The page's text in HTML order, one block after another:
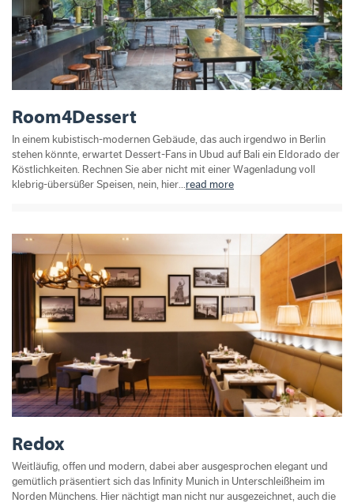
Room4Dessert
In einem kubistisch-modernen Gebäude, das auch irgendwo in Berlin
stehen könnte, erwartet Dessert-Fans in Ubud auf Bali ein Eldorado der
Köstlichkeiten. Rechnen Sie aber nicht mit einer Wagenladung voll
klebrig-übersüßer Speisen, nein, hier...read more
Redox
Weitläufig, offen und modern, dabei aber ausgesprochen elegant und
gemütlich präsentiert sich das Infinity Munich in Unterschleißheim im
Norden Münchens. Hier nächtigt man nicht nur ausgezeichnet, auch die